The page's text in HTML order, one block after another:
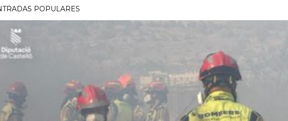
POPULARES